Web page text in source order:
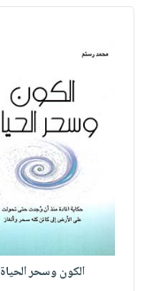
الكون وسحر الحياة